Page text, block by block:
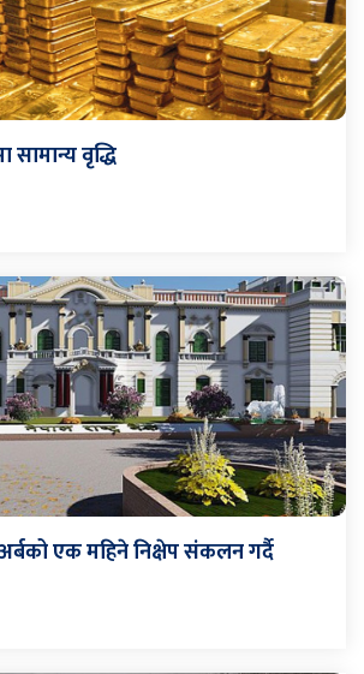
वृद्धि
एक महिने निक्षेप संकलन गर्दै